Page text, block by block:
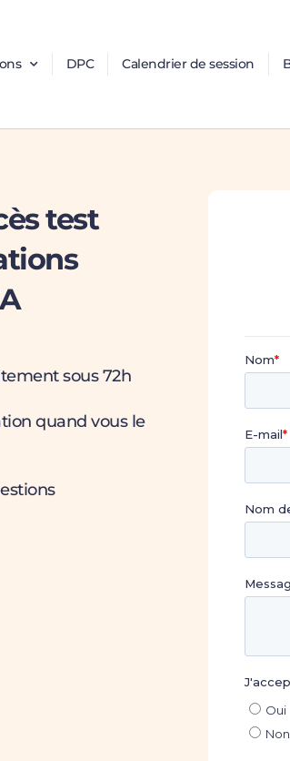
DPC Calendrier de session
test
sous 72h
quand vous le